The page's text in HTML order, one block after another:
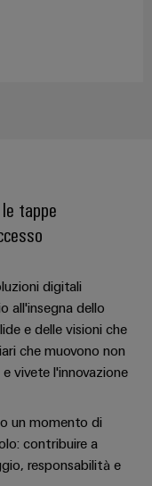
tappe
digitali
all'insegna dello
e delle visioni che
che muovono non
vivete l'innovazione
un momento di
contribuire a
responsabilità e